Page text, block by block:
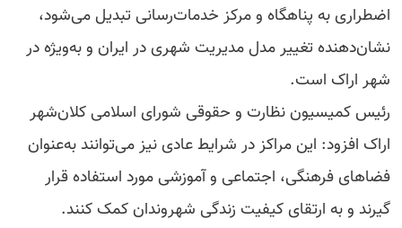
اضطراری به پناهگاه و مرکز خدمات‌رسانی تبدیل می‌شود،
نشان‌دهنده تغییر مدل مدیریت شهری در ایران و به‌ویژه در
شهر اراک است.
رئیس کمیسیون نظارت و حقوقی شورای اسلامی کلان‌شهر
اراک افزود: این مراکز در شرایط عادی نیز می‌توانند به‌عنوان
فضاهای فرهنگی، اجتماعی و آموزشی مورد استفاده قرار
گیرند و به ارتقای کیفیت زندگی شهروندان کمک کنند.